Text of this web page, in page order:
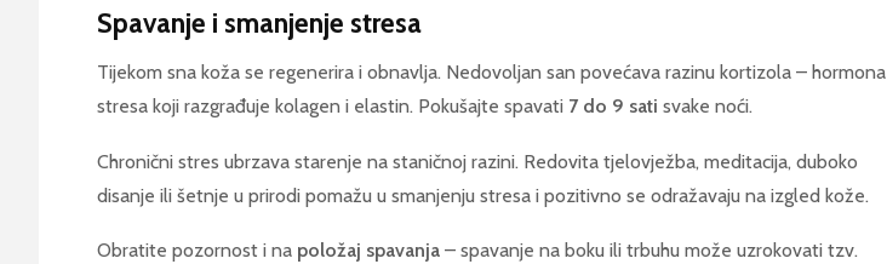
Spavanje i smanjenje stresa
Tijekom sna koža se regenerira i obnavlja. Nedovoljan san povećava razinu kortizola – hormona
stresa koji razgrađuje kolagen i elastin. Pokušajte spavati 7 do 9 sati svake noći.
Chronični stres ubrzava starenje na staničnoj razini. Redovita tjelovježba, meditacija, duboko
disanje ili šetnje u prirodi pomažu u smanjenju stresa i pozitivno se odražavaju na izgled kože.
Obratite pozornost i na položaj spavanja – spavanje na boku ili trbuhu može uzrokovati tzv.